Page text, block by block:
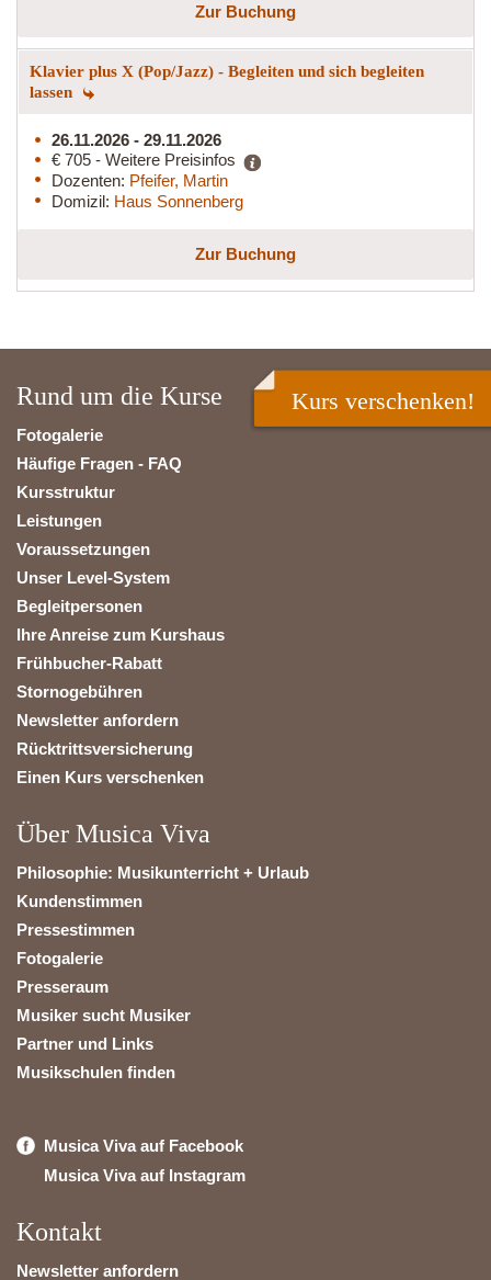
Zur Buchung
Klavier plus X (Pop/Jazz) - Begleiten und sich begleiten
lassen
26.11.2026 - 29.11.2026
€ 705 - Weitere Preisinfos
Dozenten: Pfeifer, Martin
Domizil: Haus Sonnenberg
Zur Buchung
Rund um die Kurse
Fotogalerie
Häufige Fragen - FAQ
Kursstruktur
Leistungen
Voraussetzungen
Unser Level-System
Begleitpersonen
Ihre Anreise zum Kurshaus
Frühbucher-Rabatt
Stornogebühren
Newsletter anfordern
Rücktrittsversicherung
Einen Kurs verschenken
Über Musica Viva
Philosophie: Musikunterricht + Urlaub
Kundenstimmen
Pressestimmen
Fotogalerie
Presseraum
Musiker sucht Musiker
Partner und Links
Musikschulen finden
Musica Viva auf Facebook
Musica Viva auf Instagram
Kontakt
Newsletter anfordern
Kurs verschenken!